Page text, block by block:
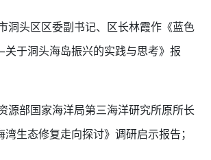
洞头区区委副书记、区长林霞作《蓝色
于洞头海岛振兴的实践与思考》报
源部国家海洋局第三海洋研究所原所长
生态修复走向探讨》调研启示报告；